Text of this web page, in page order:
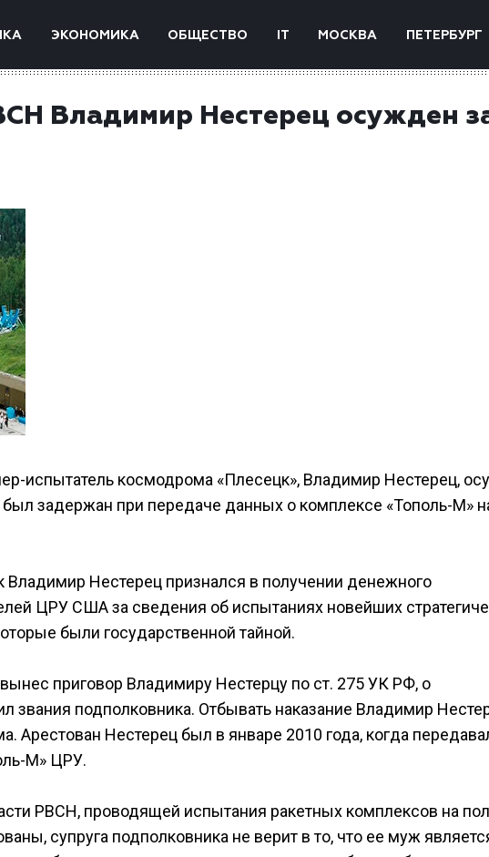
ЭКОНОМИКА ОБЩЕСТВО IT МОСКВА ПЕТЕРБУРГ
Владимир Нестерец осужден
испытатель космодрома «Плесецк», Владимир Нестерец,
задержан при передаче данных о комплексе «Тополь-М»
Владимир Нестерец признался в получении денежного
ЦРУ США за сведения об испытаниях новейших
были государственной тайной.
приговор Владимиру Нестерцу по ст. 275 УК РФ, о
звания подполковника. Отбывать наказание Владимир
Арестован Нестерец был в январе 2010 года, когда
М» ЦРУ.
РВСН, проводящей испытания ракетных комплексов на
супруга подполковника не верит в то, что ее муж